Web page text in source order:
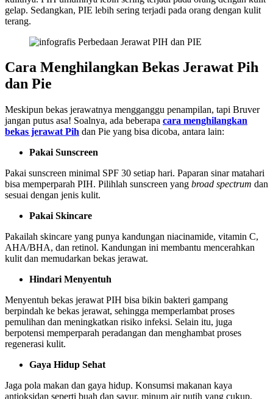
gelap. Sedangkan, PIE lebih sering terjadi pada orang dengan kulit
terang.
Cara Menghilangkan Bekas Jerawat Pih
dan Pie
Meskipun bekas jerawatnya mengganggu penampilan, tapi Bruver
jangan putus asa! Soalnya, ada beberapa cara menghilangkan
bekas jerawat Pih dan Pie yang bisa dicoba, antara lain:
Pakai Sunscreen
Pakai sunscreen minimal SPF 30 setiap hari. Paparan sinar matahari
bisa memperparah PIH. Pilihlah sunscreen yang broad spectrum dan
sesuai dengan jenis kulit.
Pakai Skincare
Pakailah skincare yang punya kandungan niacinamide, vitamin C,
AHA/BHA, dan retinol. Kandungan ini membantu mencerahkan
kulit dan memudarkan bekas jerawat.
Hindari Menyentuh
Menyentuh bekas jerawat PIH bisa bikin bakteri gampang
berpindah ke bekas jerawat, sehingga memperlambat proses
pemulihan dan meningkatkan risiko infeksi. Selain itu, juga
berpotensi memperparah peradangan dan menghambat proses
regenerasi kulit.
Gaya Hidup Sehat
Jaga pola makan dan gaya hidup. Konsumsi makanan kaya
antioksidan seperti buah dan sayur, minum air putih yang cukup,